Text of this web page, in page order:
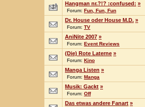
Hangman nr.?!? :confused: »
Forum: Fun, Fun, Fun
Dr. House oder House M.D. »
Forum: TV
AniNite 2007 »
Forum: Event Reviews
(Die) Rote Laterne »
Forum: Kino
Manga Listen »
Forum: Manga
Musik: Gackt »
Forum: Off
Das etwas andere Fanart »